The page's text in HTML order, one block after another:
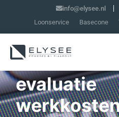
info@elysee.nl
Loonservice
Basecone
evaluatie